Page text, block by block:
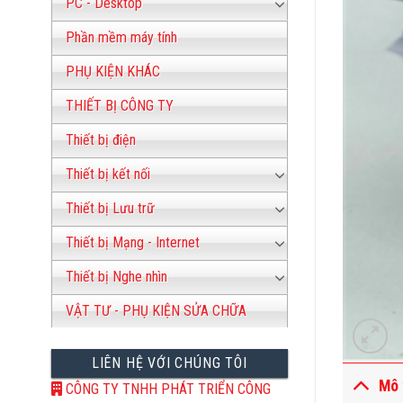
Phần mềm máy tính
PHỤ KIỆN KHÁC
THIẾT BỊ CÔNG TY
Thiết bị điện
Thiết bị kết nối
Thiết bị Lưu trữ
Thiết bị Mạng - Internet
Thiết bị Nghe nhìn
VẬT TƯ - PHỤ KIỆN SỬA CHỮA
LIÊN HỆ VỚI CHÚNG TÔI
CÔNG TY TNHH PHÁT TRIỂN CÔNG
Mô